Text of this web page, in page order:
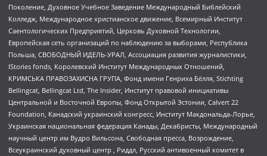
Поколение, Духовное Учебное Заведение Международный Библейский
Колледж, Международное христианское движение, Всемирный Институт
Саентологических Предприятий, Церковь Духовной Технологии,
Европейская сеть организаций по наблюдению за выборами, Республика
Польша, СВОБОДНЫЙ ИДЕЛЬ-УРАЛ, Ассоциация развития журналистики,
IStories fonds, Королевский Институт Международных Отношений,
КРИМСЬКА ПРАВОЗАХИСНА ГРУПА, Фонд имени Генриха Бёлля, Stichting
Bellingcat, Bellingcat Ltd, The Insider, Институт правовой инициативы
Центральной и Восточной Европы, Фонд Открытой Эстонии, Calvert 22
Foundation, Канадский украинский конгресс, Институт Макдональда-Лорье,
Украинская национальная федерация Канады, Декабристы, Международный
научный центр им Вудро Вильсона, Свободная пресса, Возрождение,
Всеукраинский духовный центр , Риддл, Русский антивоенный комитет в